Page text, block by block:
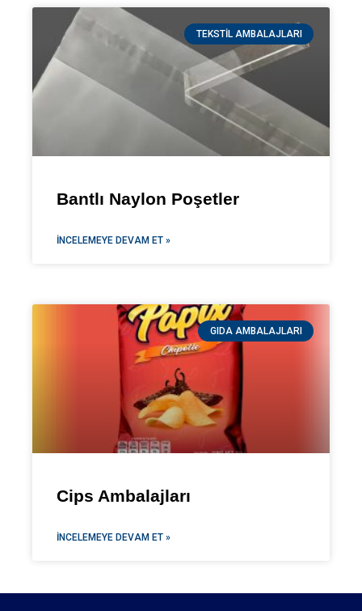
TEKSTIL AMBALAJLARI
Bantlı Naylon Poşetler
İNCELEMEYE DEVAM ET »
GIDA AMBALAJLARI
Cips Ambalajları
İNCELEMEYE DEVAM ET »